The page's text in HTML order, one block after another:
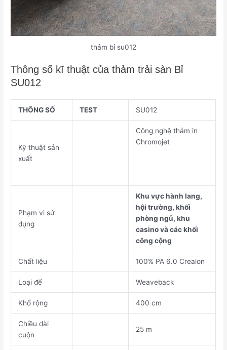
thảm bỉ su012
Thông số kĩ thuật của thảm trải sàn Bỉ
SU012
THÔNG SỐ TEST SU012
Kỹ thuật sản
xuất
Công nghệ thảm in
Chromojet
Phạm vi sử
dụng
Khu vực hành lang,
hội trường, khối
phòng ngủ, khu
casino và các khối
công cộng
Chất liệu 100% PA 6.0 Crealon
Loại đế Weaveback
Khổ rộng 400 cm
Chiều dài
cuộn
25 m